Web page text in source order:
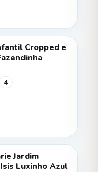
Cropped e
4
Jardim
Luxinho Azul